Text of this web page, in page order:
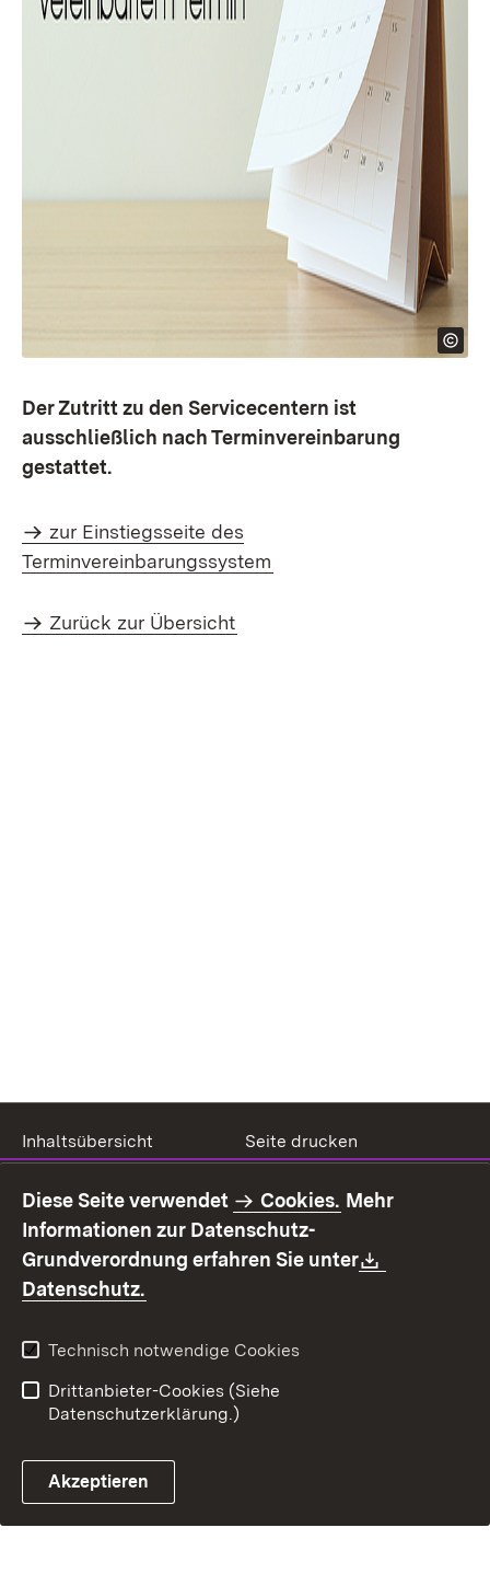
Der Zutritt zu den Servicecentern ist
ausschließlich nach Terminvereinbarung
gestattet.
zur Einstiegsseite des
Terminvereinbarungssystem
Zurück zur Übersicht
Inhaltsübersicht
Seite drucken
Benutzungshinweise
Erklärung zur
Barrierefreiheit
Kontakt
Fehlerhaften Link melden
Diese Seite verwendet Cookies. Mehr
Informationen zur Datenschutz-
Grundverordnung erfahren Sie unter
Datenschutz.
Technisch notwendige Cookies
Drittanbieter-Cookies (Siehe
Datenschutzerklärung.)
Akzeptieren